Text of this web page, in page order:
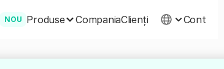
NOU Produse CompaniaClienți Cont